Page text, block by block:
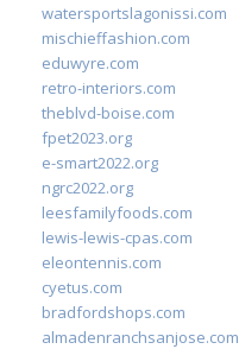
watersportslagonissi.com
mischieffashion.com
eduwyre.com
retro-interiors.com
theblvd-boise.com
fpet2023.org
e-smart2022.org
ngrc2022.org
leesfamilyfoods.com
lewis-lewis-cpas.com
eleontennis.com
cyetus.com
bradfordshops.com
almadenranchsanjose.com